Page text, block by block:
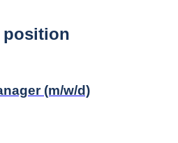
position
(m/w/d)